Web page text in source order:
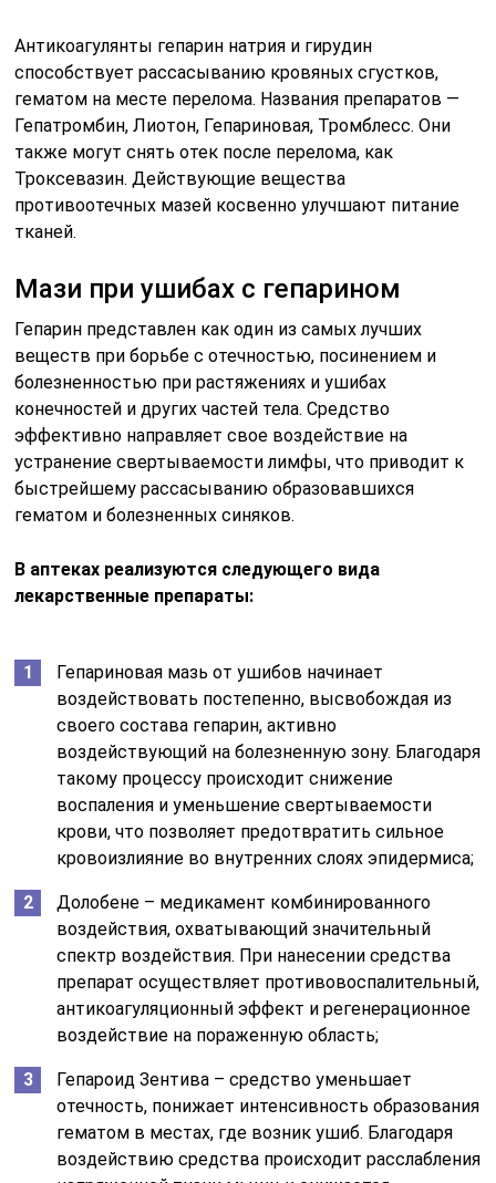
Антикоагулянты гепарин натрия и гирудин
способствует рассасыванию кровяных сгустков,
гематом на месте перелома. Названия препаратов —
Гепатромбин, Лиотон, Гепариновая, Тромблесс. Они
также могут снять отек после перелома, как
Троксевазин. Действующие вещества
противоотечных мазей косвенно улучшают питание
тканей.
Мази при ушибах с гепарином
Гепарин представлен как один из самых лучших
веществ при борьбе с отечностью, посинением и
болезненностью при растяжениях и ушибах
конечностей и других частей тела. Средство
эффективно направляет свое воздействие на
устранение свертываемости лимфы, что приводит к
быстрейшему рассасыванию образовавшихся
гематом и болезненных синяков.
В аптеках реализуются следующего вида
лекарственные препараты:
Гепариновая мазь от ушибов начинает
воздействовать постепенно, высвобождая из
своего состава гепарин, активно
воздействующий на болезненную зону. Благодаря
такому процессу происходит снижение
воспаления и уменьшение свертываемости
крови, что позволяет предотвратить сильное
кровоизлияние во внутренних слоях эпидермиса;
Долобене – медикамент комбинированного
воздействия, охватывающий значительный
спектр воздействия. При нанесении средства
препарат осуществляет противовоспалительный,
антикоагуляционный эффект и регенерационное
воздействие на пораженную область;
Гепароид Зентива – средство уменьшает
отечность, понижает интенсивность образования
гематом в местах, где возник ушиб. Благодаря
воздействию средства происходит расслабления